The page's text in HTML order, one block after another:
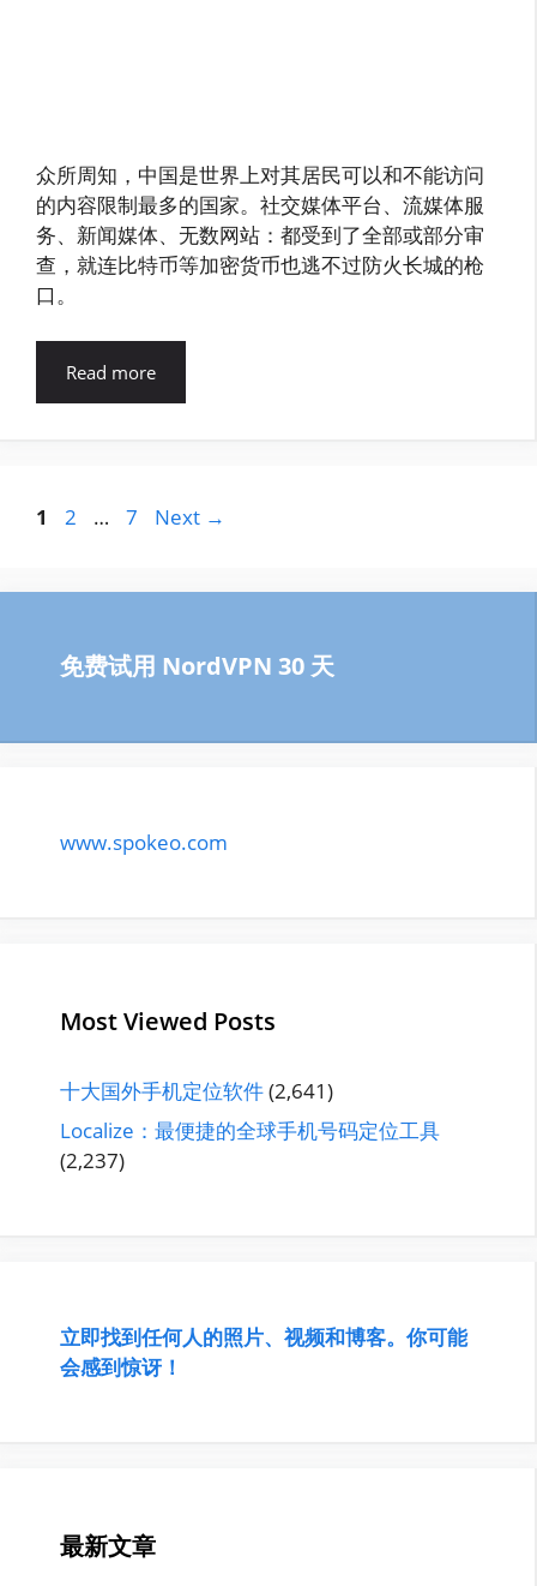
众所周知，中国是世界上对其居民可以和不能访问
的内容限制最多的国家。社交媒体平台、流媒体服
务、新闻媒体、无数网站：都受到了全部或部分审
查，就连比特币等加密货币也逃不过防火长城的枪
口。
Read more
Page
1 Page
2 … Page
7 Next →
免费试用 NordVPN 30 天
www.spokeo.com
Most Viewed Posts
十大国外手机定位软件(2,641)
Localize：最便捷的全球手机号码定位工具
(2,237)
立即找到任何人的照片、视频和博客。你可能
会感到惊讶！
最新文章